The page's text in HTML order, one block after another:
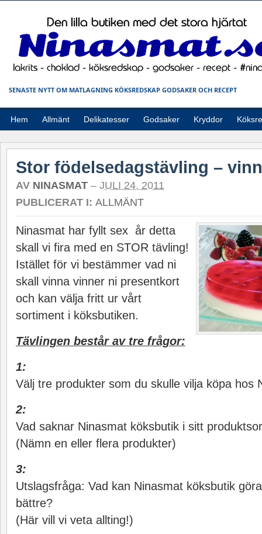
SENASTE NYTT OM MATLAGNING KÖKSREDSKAP GODSAKER OCH RECEPT
Hem Allmänt Delikatesser Godsaker Kryddor
Stor födelsedagstävling –
AV NINASMAT – JULI 24, 2011
PUBLICERAT I: ALLMÄNT
Ninasmat har fyllt sex år detta
skall vi fira med en STOR tävling!
Istället för vi bestämmer vad ni
skall vinna vinner ni presentkort
och kan välja fritt ur vårt
sortiment i köksbutiken.
Tävlingen består av tre frågor:
1:
Välj tre produkter som du skulle vilja köpa hos
2:
Vad saknar Ninasmat köksbutik i sitt
(Nämn en eller flera produkter)
3:
Utslagsfråga: Vad kan Ninasmat köksbutik
bättre?
(Här vill vi veta allting!)